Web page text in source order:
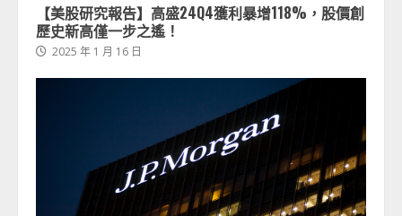
【美股研究報告】高盛24Q4獲利暴增118%，股價創
歷史新高僅一步之遙！
2025 年 1 月 16 日